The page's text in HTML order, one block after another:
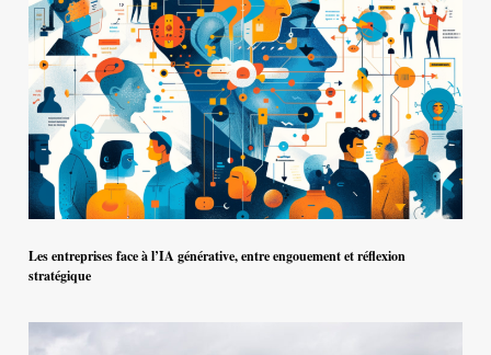
Les entreprises face à l’IA générative, entre engouement et réflexion
stratégique